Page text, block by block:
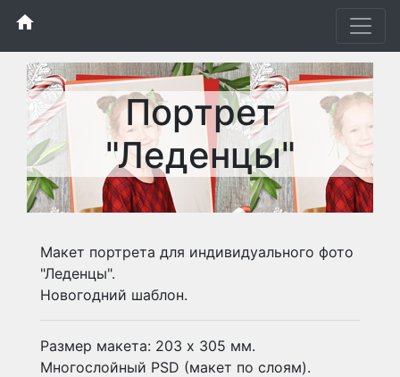
home
Портрет
"Леденцы"
Макет портрета для индивидуального фото
"Леденцы".
Новогодний шаблон.
Размер макета: 203 х 305 мм.
Многослойный PSD (макет по слоям).